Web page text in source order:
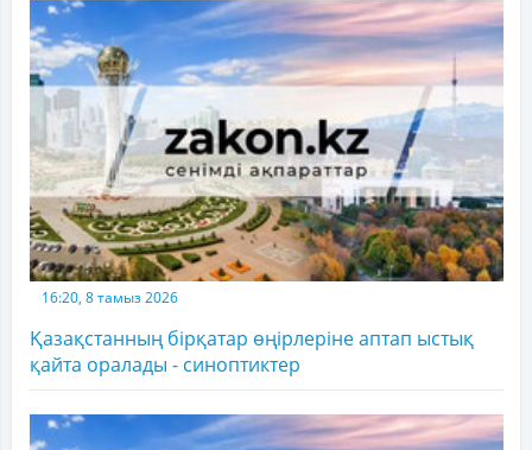
16:20, 8 тамыз 2026
Қазақстанның бірқатар өңірлеріне аптап ыстық
қайта оралады - синоптиктер